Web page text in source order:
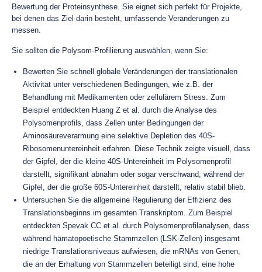
Bewertung der Proteinsynthese. Sie eignet sich perfekt für Projekte,
bei denen das Ziel darin besteht, umfassende Veränderungen zu
messen.
Sie sollten die Polysom-Profilierung auswählen, wenn Sie:
Bewerten Sie schnell globale Veränderungen der translationalen
Aktivität unter verschiedenen Bedingungen, wie z.B. der
Behandlung mit Medikamenten oder zellulärem Stress. Zum
Beispiel entdeckten Huang Z et al. durch die Analyse des
Polysomenprofils, dass Zellen unter Bedingungen der
Aminosäureverarmung eine selektive Depletion des 40S-
Ribosomenuntereinheit erfahren. Diese Technik zeigte visuell, dass
der Gipfel, der die kleine 40S-Untereinheit im Polysomenprofil
darstellt, signifikant abnahm oder sogar verschwand, während der
Gipfel, der die große 60S-Untereinheit darstellt, relativ stabil blieb.
Untersuchen Sie die allgemeine Regulierung der Effizienz des
Translationsbeginns im gesamten Transkriptom. Zum Beispiel
entdeckten Spevak CC et al. durch Polysomenprofilanalysen, dass
während hämatopoetische Stammzellen (LSK-Zellen) insgesamt
niedrige Translationsniveaus aufwiesen, die mRNAs von Genen,
die an der Erhaltung von Stammzellen beteiligt sind, eine hohe